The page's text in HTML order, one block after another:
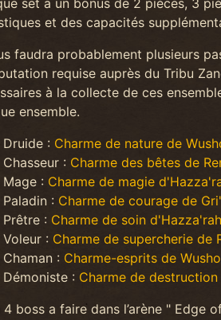
set a un bonus de 2 pièces, 3
et des capacités
faudra probablement plusieurs
requise auprès du Tribu
à la collecte de ces
ensemble.
Druide : Charme de nature de
Chasseur : Charme des bêtes de
Mage : Charme de magie
Paladin : Charme de courage de
Prêtre : Charme de soin d'Hazza'rah
Voleur : Charme de supercherie de
Chaman : Charme-esprits de
Démoniste : Charme de
4 boss a faire dans l’arène " Edge